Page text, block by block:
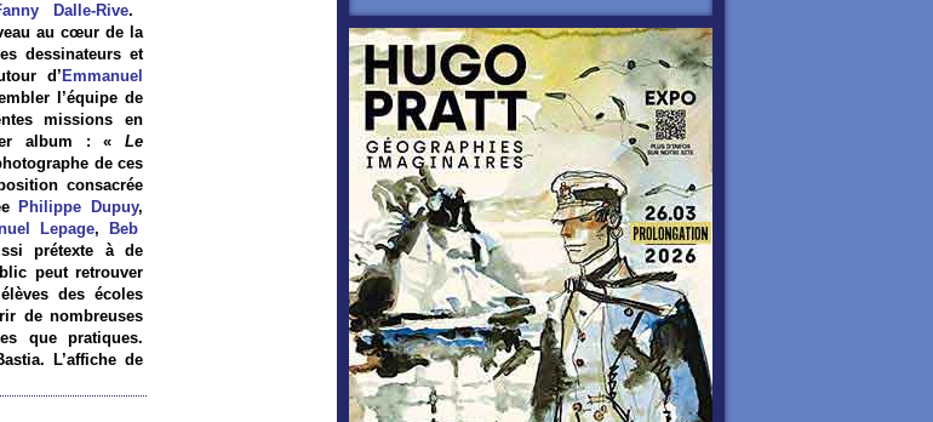
Dalle-Rive.
au cœur de la
dessinateurs et
d’ Emmanuel
l’équipe de
missions en
album : « Le
de ces
consacrée
Philippe Dupuy,
Lepage, Beb
prétexte à de
peut retrouver
des écoles
de nombreuses
que pratiques.
L’affiche de